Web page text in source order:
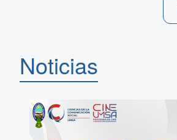
Noticias